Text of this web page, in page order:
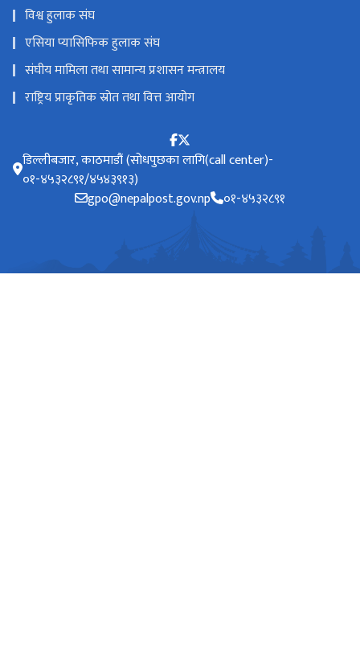
विश्व हुलाक संघ
एसिया प्यासिफिक हुलाक संघ
संघीय मामिला तथा सामान्य प्रशासन मन्त्रालय
राष्ट्रिय प्राकृतिक स्रोत तथा वित्त आयोग
डिल्लीबजार, काठमाडौं (सोधपुछका लागि(call center)-
०१-४५३२८९१/४५४३९१३)
gpo@nepalpost.gov.np
०१-४५३२८९१